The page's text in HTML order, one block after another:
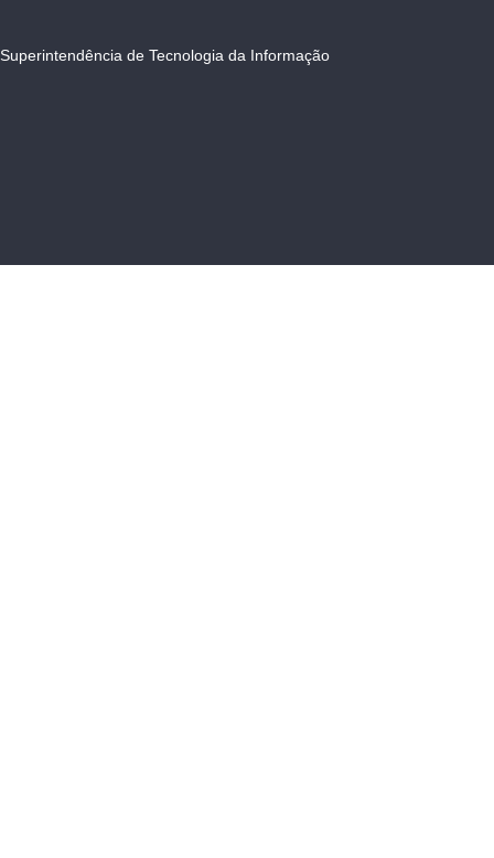
Superintendência de Tecnologia da Informação